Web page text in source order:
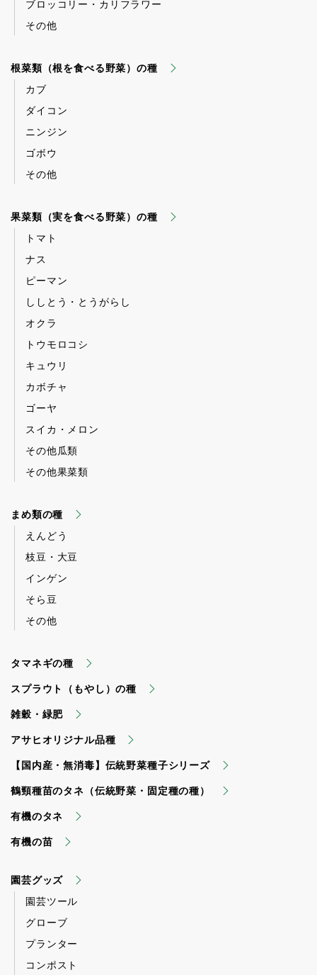
ブロッコリー・カリフラワー
その他
根菜類（根を食べる野菜）の種
カブ
ダイコン
ニンジン
ゴボウ
その他
果菜類（実を食べる野菜）の種
トマト
ナス
ピーマン
ししとう・とうがらし
オクラ
トウモロコシ
キュウリ
カボチャ
ゴーヤ
スイカ・メロン
その他瓜類
その他果菜類
まめ類の種
えんどう
枝豆・大豆
インゲン
そら豆
その他
タマネギの種
スプラウト（もやし）の種
雑穀・緑肥
アサヒオリジナル品種
【国内産・無消毒】伝統野菜種子シリーズ
鶴頸種苗のタネ（伝統野菜・固定種の種）
有機のタネ
有機の苗
園芸グッズ
園芸ツール
グローブ
プランター
コンポスト